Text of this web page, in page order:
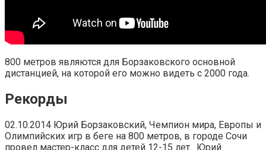
800 метров являются для Борзаковского основной
дистанцией, на которой его можно видеть с 2000 года.
Рекорды
02.10.2014 Юрий Борзаковский, Чемпион мира, Европы и
Олимпийских игр в беге на 800 метров, в городе Сочи
провел мастер-класс для детей 12-15 лет. Юрий